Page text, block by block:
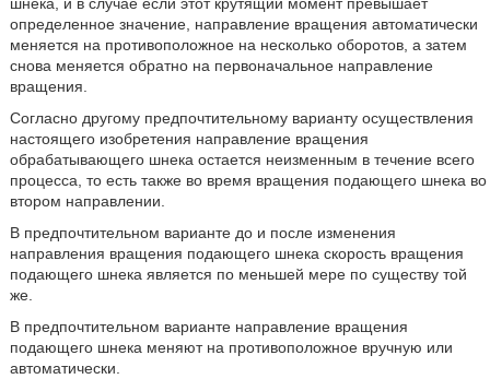
определенное значение, направление вращения автоматически
меняется на противоположное на несколько оборотов, а затем
снова меняется обратно на первоначальное направление
вращения.
Согласно другому предпочтительному варианту осуществления
настоящего изобретения направление вращения
обрабатывающего шнека остается неизменным в течение всего
процесса, то есть также во время вращения подающего шнека во
втором направлении.
В предпочтительном варианте до и после изменения
направления вращения подающего шнека скорость вращения
подающего шнека является по меньшей мере по существу той
же.
В предпочтительном варианте направление вращения
подающего шнека меняют на противоположное вручную или
автоматически.